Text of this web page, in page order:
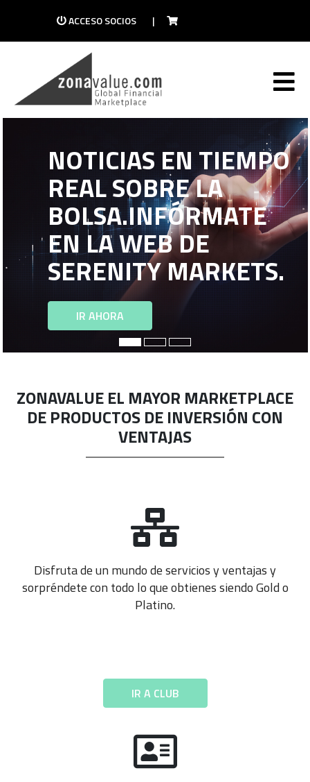
ACCESO SOCIOS |
NOTICIAS EN TIEMPO
REAL SOBRE LA
BOLSA.INFÓRMATE
EN LA WEB DE
SERENITY MARKETS.
IR AHORA
ZONAVALUE EL MAYOR MARKETPLACE
DE PRODUCTOS DE INVERSIÓN CON
VENTAJAS
Disfruta de un mundo de servicios y ventajas y
sorpréndete con todo lo que obtienes siendo Gold o
Platino.
IR A CLUB